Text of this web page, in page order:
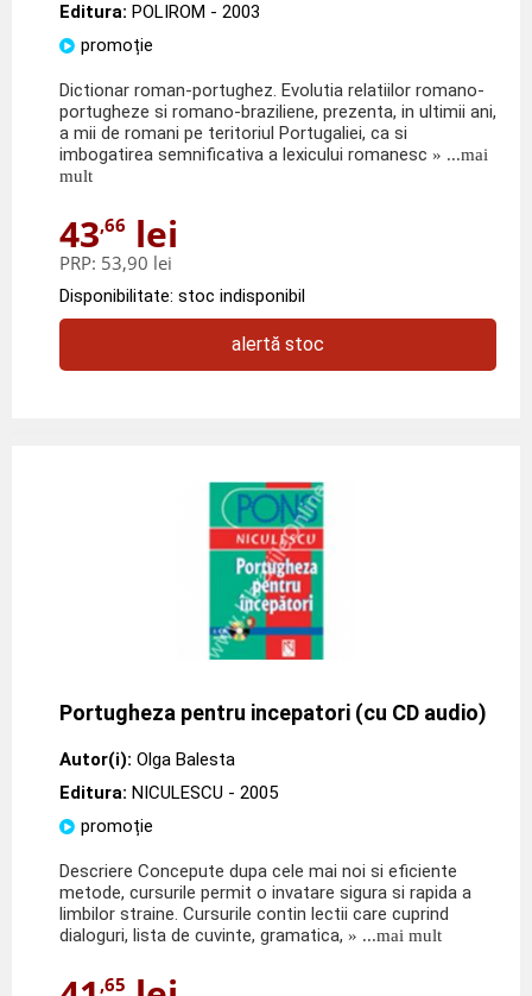
Editura: POLIROM - 2003
promoție
Dictionar roman-portughez. Evolutia relatiilor romano-
portugheze si romano-braziliene, prezenta, in ultimii ani,
a mii de romani pe teritoriul Portugaliei, ca si
imbogatirea semnificativa a lexicului romanesc » ...mai
mult
43,66 lei
PRP: 53,90 lei
Disponibilitate: stoc indisponibil
alertă stoc
Portugheza pentru incepatori (cu CD audio)
Autor(i): Olga Balesta
Editura: NICULESCU - 2005
promoție
Descriere Concepute dupa cele mai noi si eficiente
metode, cursurile permit o invatare sigura si rapida a
limbilor straine. Cursurile contin lectii care cuprind
dialoguri, lista de cuvinte, gramatica, » ...mai mult
,65